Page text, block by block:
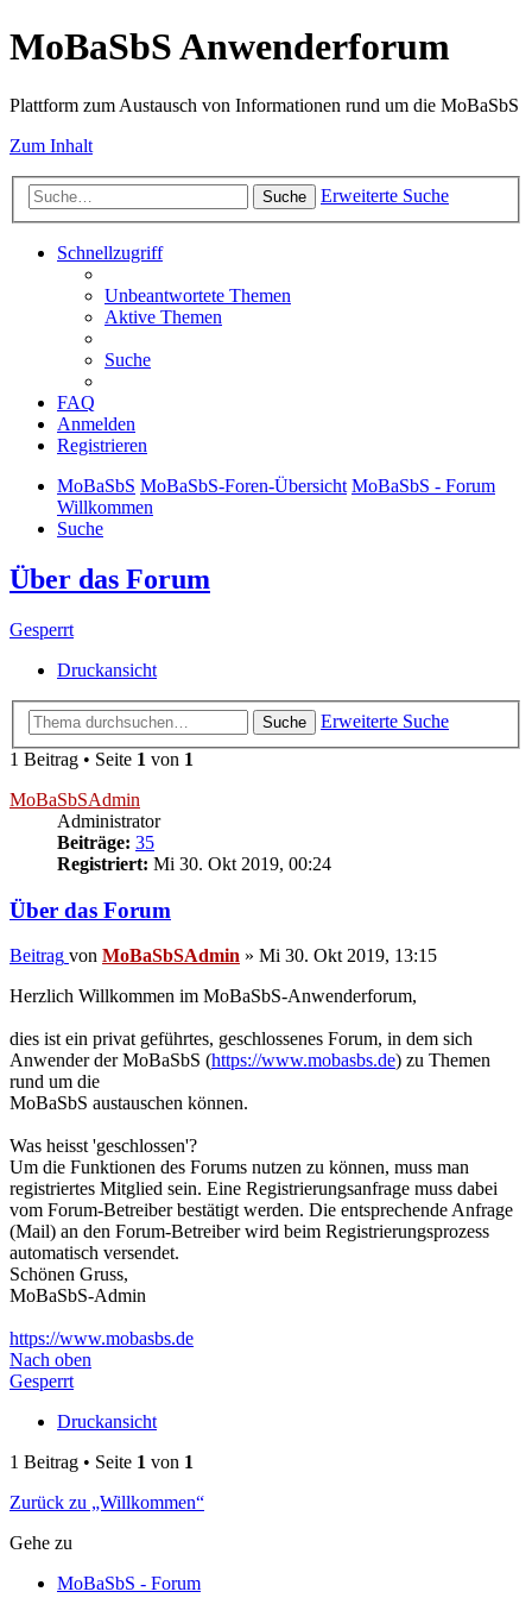
MoBaSbS Anwenderforum
Plattform zum Austausch von Informationen rund um die MoBaSbS
Zum Inhalt
Suche Erweiterte Suche
Schnellzugriff
Unbeantwortete Themen
Aktive Themen
Suche
FAQ
Anmelden
Registrieren
MoBaSbS MoBaSbS-Foren-Übersicht MoBaSbS - Forum
Willkommen
Suche
Über das Forum
Gesperrt
Druckansicht
Suche
Erweiterte Suche
1 Beitrag • Seite 1 von 1
MoBaSbSAdmin
Administrator
Beiträge: 35
Registriert: Mi 30. Okt 2019, 00:24
Über das Forum
Beitrag von MoBaSbSAdmin » Mi 30. Okt 2019, 13:15
Herzlich Willkommen im MoBaSbS-Anwenderforum,
dies ist ein privat geführtes, geschlossenes Forum, in dem sich
Anwender der MoBaSbS (https://www.mobasbs.de) zu Themen
rund um die
MoBaSbS austauschen können.
Was heisst 'geschlossen'?
Um die Funktionen des Forums nutzen zu können, muss man
registriertes Mitglied sein. Eine Registrierungsanfrage muss dabei
vom Forum-Betreiber bestätigt werden. Die entsprechende Anfrage
(Mail) an den Forum-Betreiber wird beim Registrierungsprozess
automatisch versendet.
Schönen Gruss,
MoBaSbS-Admin
https://www.mobasbs.de
Nach oben
Gesperrt
Druckansicht
1 Beitrag • Seite 1 von 1
Zurück zu „Willkommen“
Gehe zu
MoBaSbS - Forum